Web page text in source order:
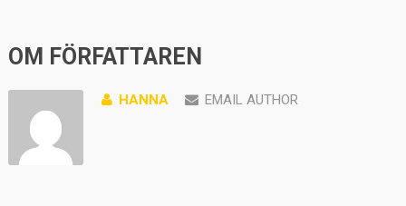
OM FÖRFATTAREN
HANNA EMAIL AUTHOR